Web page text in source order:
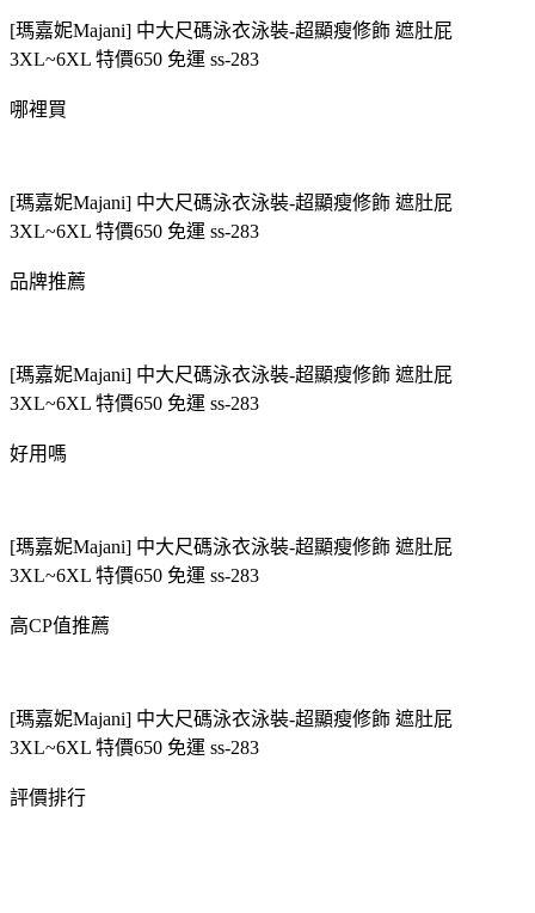
[瑪嘉妮Majani] 中大尺碼泳衣泳裝-超顯瘦修飾 遮肚屁
3XL~6XL 特價650 免運 ss-283
哪裡買
[瑪嘉妮Majani] 中大尺碼泳衣泳裝-超顯瘦修飾 遮肚屁
3XL~6XL 特價650 免運 ss-283
品牌推薦
[瑪嘉妮Majani] 中大尺碼泳衣泳裝-超顯瘦修飾 遮肚屁
3XL~6XL 特價650 免運 ss-283
好用嗎
[瑪嘉妮Majani] 中大尺碼泳衣泳裝-超顯瘦修飾 遮肚屁
3XL~6XL 特價650 免運 ss-283
高CP值推薦
[瑪嘉妮Majani] 中大尺碼泳衣泳裝-超顯瘦修飾 遮肚屁
3XL~6XL 特價650 免運 ss-283
評價排行